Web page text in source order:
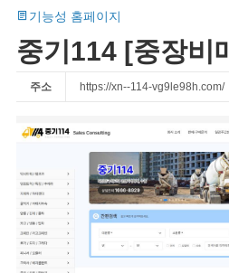
기능성 홈페이지
중기114 [중장비
주소 https://xn--114-vg9le98h.com/